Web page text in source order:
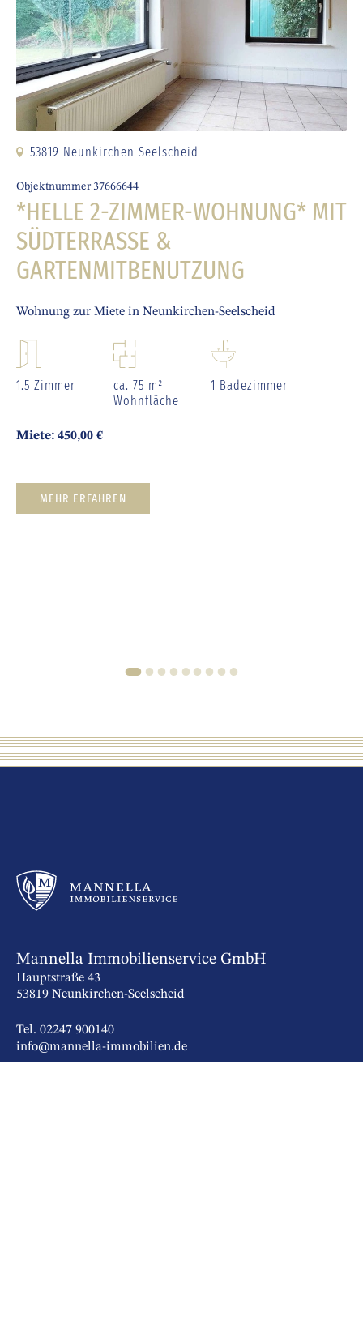
53819 Neunkirchen-Seelscheid
Objektnummer 37666644
*HELLE 2-ZIMMER-WOHNUNG* MIT
SÜDTERRASSE &
GARTENMITBENUTZUNG
Wohnung zur Miete in Neunkirchen-Seelscheid
1.5 Zimmer
ca. 75 m²
Wohnfläche
1 Badezimmer
Miete: 450,00 €
MEHR ERFAHREN
1 2 3 4 5 6 7 8 9
Mannella Immobilienservice GmbH
Hauptstraße 43
53819 Neunkirchen-Seelscheid
Tel. 02247 900140
info@mannella-immobilien.de